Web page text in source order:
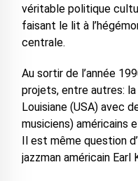
véritable politique
faisant le lit à
centrale.
Au sortir de l’année
projets, entre autres: la
Louisiane (USA) avec
musiciens) américains
Il est même question
jazzman américain Earl